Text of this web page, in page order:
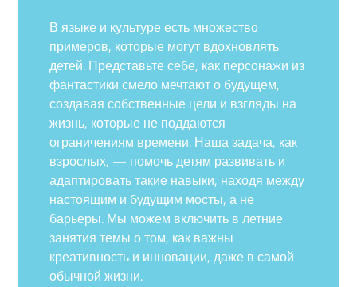
В языке и культуре есть множество
примеров, которые могут вдохновлять
детей. Представьте себе, как персонажи из
фантастики смело мечтают о будущем,
создавая собственные цели и взгляды на
жизнь, которые не поддаются
ограничениям времени. Наша задача, как
взрослых, — помочь детям развивать и
адаптировать такие навыки, находя между
настоящим и будущим мосты, а не
барьеры. Мы можем включить в летние
занятия темы о том, как важны
креативность и инновации, даже в самой
обычной жизни.